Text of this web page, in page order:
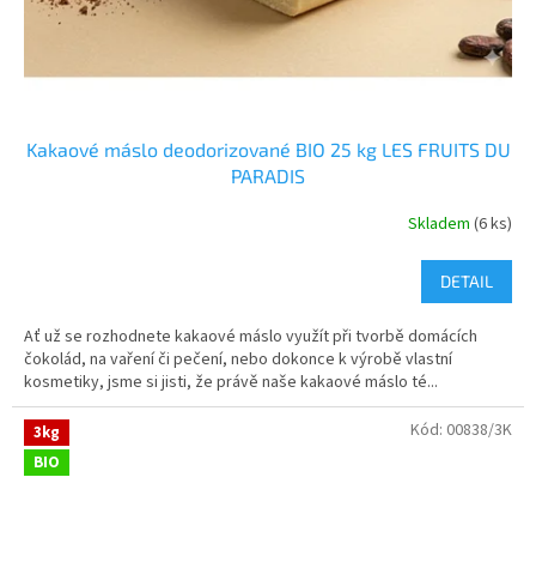
Kakaové máslo deodorizované BIO 25 kg LES FRUITS DU
PARADIS
Skladem (6 ks)
DETAIL
Ať už se rozhodnete kakaové máslo využít při tvorbě domácích
čokolád, na vaření či pečení, nebo dokonce k výrobě vlastní
kosmetiky, jsme si jisti, že právě naše kakaové máslo té...
3kg
BIO
Kód: 00838/3K